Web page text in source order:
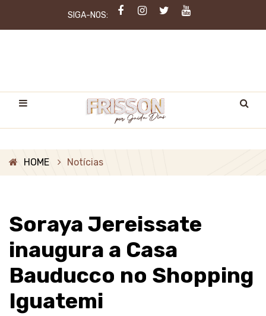
SIGA-NOS:
HOME Notícias
Soraya Jereissate
inaugura a Casa
Bauducco no Shopping
Iguatemi